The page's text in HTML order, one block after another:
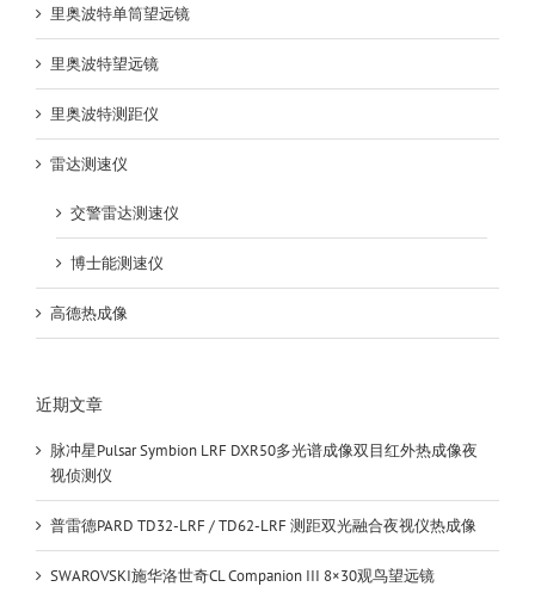
里奥波特单筒望远镜
里奥波特望远镜
里奥波特测距仪
雷达测速仪
交警雷达测速仪
博士能测速仪
高德热成像
近期文章
脉冲星Pulsar Symbion LRF DXR50多光谱成像双目红外热成像夜
视侦测仪
普雷德PARD TD32-LRF / TD62-LRF 测距双光融合夜视仪热成像
SWAROVSKI施华洛世奇CL Companion III 8×30观鸟望远镜